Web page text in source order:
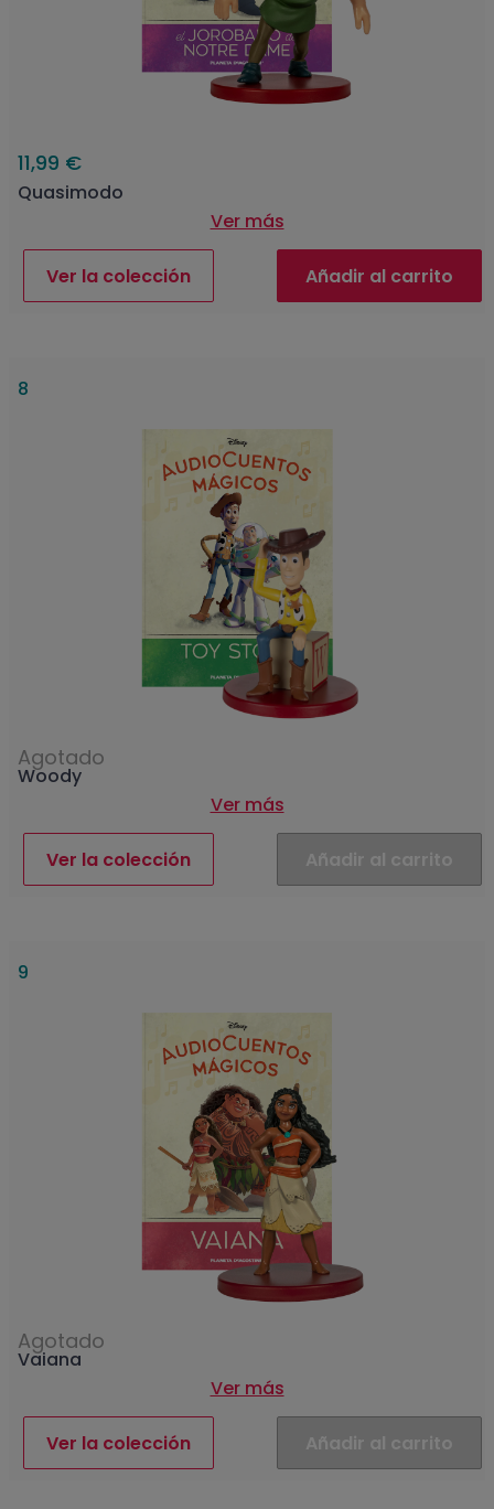
11,99 €
Quasimodo
Ver más
Ver la colección Añadir al carrito
8
Agotado
Woody
Ver más
Ver la colección Añadir al carrito
9
Agotado
Vaiana
Ver más
Ver la colección Añadir al carrito